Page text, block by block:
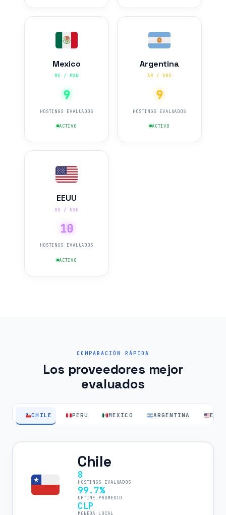
Mexico
MX / MXN
9
HOSTINGS EVALUADOS
ACTIVO
Argentina
AR / ARS
9
HOSTINGS EVALUADOS
ACTIVO
EEUU
US / USD
10
HOSTINGS EVALUADOS
ACTIVO
COMPARACIÓN RÁPIDA
Los proveedores mejor
evaluados
CHILE PERU MEXICO ARGENTINA EEUU
Chile
8
HOSTINGS EVALUADOS
99.7%
UPTIME PROMEDIO
CLP
MONEDA LOCAL